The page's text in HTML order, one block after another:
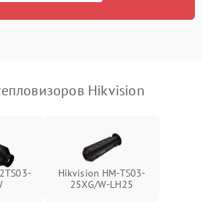
Hikvision
Hikvision HM-TS03-
25XG/W-LH25